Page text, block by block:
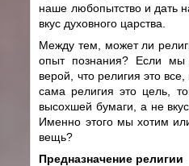
наше любопытство и дать
вкус духовного царства.
Между тем, может ли
опыт познания? Если мы
верой, что религия это
сама религия это цель,
высохшей бумаги, а не
Именно этого мы хотим
вещь?
Предназначение религии